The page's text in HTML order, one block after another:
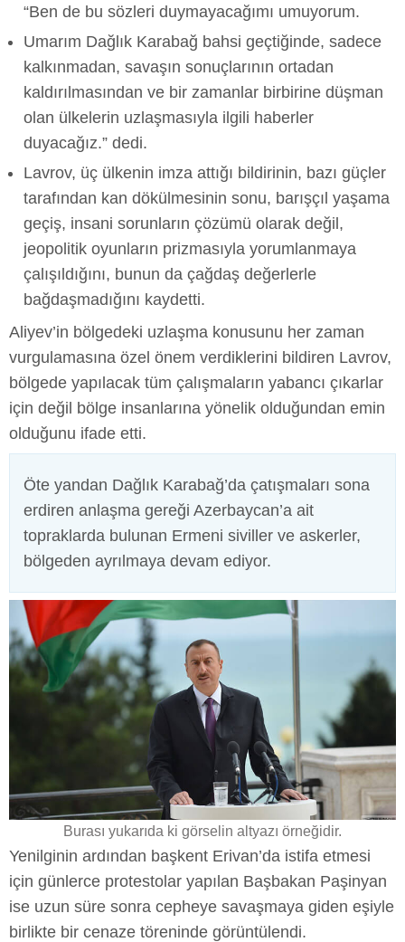
“Ben de bu sözleri duymayacağımı umuyorum.
Umarım Dağlık Karabağ bahsi geçtiğinde, sadece
kalkınmadan, savaşın sonuçlarının ortadan
kaldırılmasından ve bir zamanlar birbirine düşman
olan ülkelerin uzlaşmasıyla ilgili haberler
duyacağız.” dedi.
Lavrov, üç ülkenin imza attığı bildirinin, bazı güçler
tarafından kan dökülmesinin sonu, barışçıl yaşama
geçiş, insani sorunların çözümü olarak değil,
jeopolitik oyunların prizmasıyla yorumlanmaya
çalışıldığını, bunun da çağdaş değerlerle
bağdaşmadığını kaydetti.
Aliyev’in bölgedeki uzlaşma konusunu her zaman
vurgulamasına özel önem verdiklerini bildiren Lavrov,
bölgede yapılacak tüm çalışmaların yabancı çıkarlar
için değil bölge insanlarına yönelik olduğundan emin
olduğunu ifade etti.
Öte yandan Dağlık Karabağ’da çatışmaları sona
erdiren anlaşma gereği Azerbaycan’a ait
topraklarda bulunan Ermeni siviller ve askerler,
bölgeden ayrılmaya devam ediyor.
Burası yukarıda ki görselin altyazı örneğidir.
Yenilginin ardından başkent Erivan’da istifa etmesi
için günlerce protestolar yapılan Başbakan Paşinyan
ise uzun süre sonra cepheye savaşmaya giden eşiyle
birlikte bir cenaze töreninde görüntülendi.